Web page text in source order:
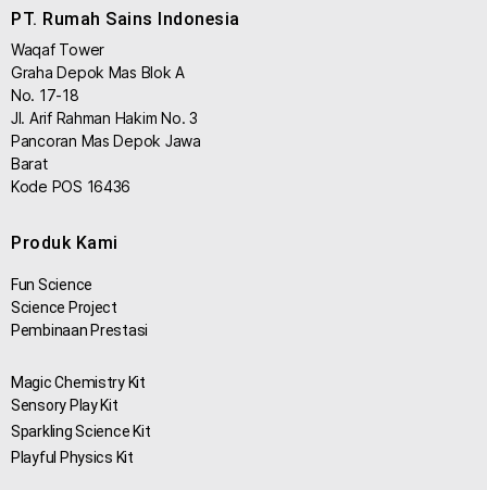
PT. Rumah Sains Indonesia
Waqaf Tower
Graha Depok Mas Blok A
No. 17-18
Jl. Arif Rahman Hakim No. 3
Pancoran Mas Depok Jawa
Barat
Kode POS 16436
Produk Kami
Fun Science
Science Project
Pembinaan Prestasi
Magic Chemistry Kit
Sensory Play Kit
Sparkling Science Kit
Playful Physics Kit